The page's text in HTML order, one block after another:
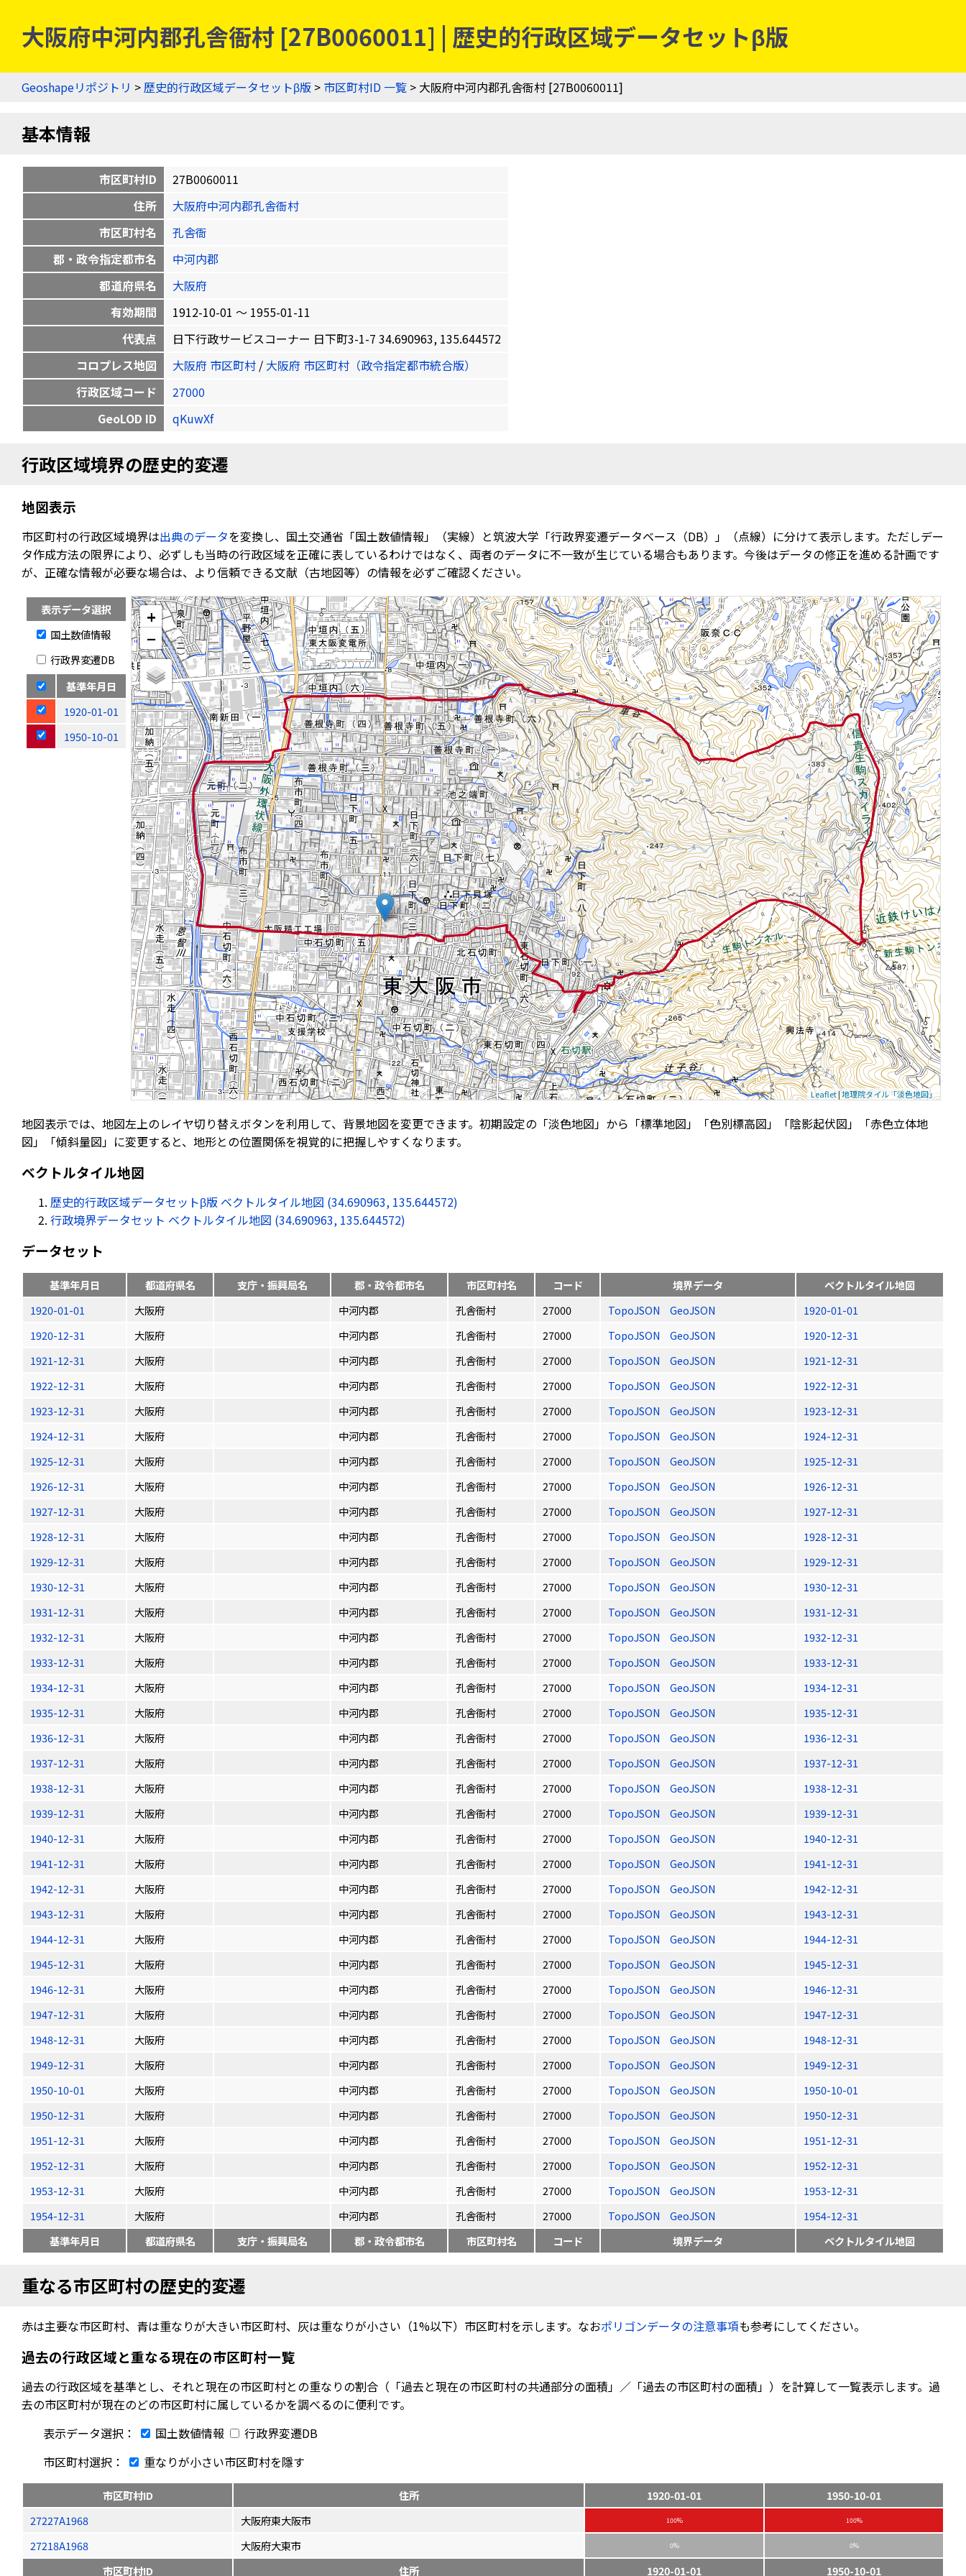
大阪府中河内郡孔舎衙村 [27B0060011] | 歴史的行政区域データセットβ版
Geoshapeリポジトリ >歴史的行政区域データセットβ版 > 市区町村ID 一覧 > 大阪府中河内郡孔舎衙村 [27B0060011]
基本情報
市区町村ID
27B0060011
住所
大阪府中河内郡孔舎衙村
市区町村名
孔舎衙
郡・政令指定都市名
中河内郡
都道府県名
大阪府
有効期間
1912-10-01 〜 1955-01-11
代表点
日下行政サービスコーナー 日下町3-1-7 34.690963, 135.644572
コロプレス地図
大阪府 市区町村 / 大阪府 市区町村（政令指定都市統合版）
行政区域コード
27000
GeoLOD ID
qKuwXf
行政区域境界の歴史的変遷
地図表示
市区町村の行政区域境界は出典のデータを変換し、国土交通省「国土数値情報」（実線）と筑波大学「行政界変遷データベース（DB）」（点線）に分けて表示します。ただしデー
タ作成方法の限界により、必ずしも当時の行政区域を正確に表しているわけではなく、両者のデータに不一致が生じている場合もあります。今後はデータの修正を進める計画です
が、正確な情報が必要な場合は、より信頼できる文献（古地図等）の情報を必ずご確認ください。
表示データ選択
国土数値情報
行政界変遷DB
基準年月日
1920-01-01
1950-10-01
+
−
Leaflet|地理院タイル「淡色地図」
地図表示では、地図左上のレイヤ切り替えボタンを利用して、背景地図を変更できます。初期設定の「淡色地図」から「標準地図」「色別標高図」「陰影起伏図」「赤色立体地
図」「傾斜量図」に変更すると、地形との位置関係を視覚的に把握しやすくなります。
ベクトルタイル地図
歴史的行政区域データセットβ版 ベクトルタイル地図 (34.690963, 135.644572)
行政境界データセット ベクトルタイル地図 (34.690963, 135.644572)
データセット
基準年月日 都道府県名 支庁・振興局名 郡・政令都市名 市区町村名 コード 境界データ
ベクトルタイル地図
1920-01-01
大阪府 中河内郡 孔舎衙村 27000 TopoJSON GeoJSON
1920-01-01
1920-12-31
大阪府 中河内郡 孔舎衙村 27000 TopoJSON GeoJSON
1920-12-31
1921-12-31
大阪府 中河内郡 孔舎衙村 27000 TopoJSON GeoJSON
1921-12-31
1922-12-31
大阪府 中河内郡 孔舎衙村 27000 TopoJSON GeoJSON
1922-12-31
1923-12-31
大阪府 中河内郡 孔舎衙村 27000 TopoJSON GeoJSON
1923-12-31
1924-12-31
大阪府 中河内郡 孔舎衙村 27000 TopoJSON GeoJSON
1924-12-31
1925-12-31
大阪府 中河内郡 孔舎衙村 27000 TopoJSON GeoJSON
1925-12-31
1926-12-31
大阪府 中河内郡 孔舎衙村 27000 TopoJSON GeoJSON
1926-12-31
1927-12-31
大阪府 中河内郡 孔舎衙村 27000 TopoJSON GeoJSON
1927-12-31
1928-12-31
大阪府 中河内郡 孔舎衙村 27000 TopoJSON GeoJSON
1928-12-31
1929-12-31
大阪府 中河内郡 孔舎衙村 27000 TopoJSON GeoJSON
1929-12-31
1930-12-31
大阪府 中河内郡 孔舎衙村 27000 TopoJSON GeoJSON
1930-12-31
1931-12-31
大阪府 中河内郡 孔舎衙村 27000 TopoJSON GeoJSON
1931-12-31
1932-12-31
大阪府 中河内郡 孔舎衙村 27000 TopoJSON GeoJSON
1932-12-31
1933-12-31
大阪府 中河内郡 孔舎衙村 27000 TopoJSON GeoJSON
1933-12-31
1934-12-31
大阪府 中河内郡 孔舎衙村 27000 TopoJSON GeoJSON
1934-12-31
1935-12-31
大阪府 中河内郡 孔舎衙村 27000 TopoJSON GeoJSON
1935-12-31
1936-12-31
大阪府 中河内郡 孔舎衙村 27000 TopoJSON GeoJSON
1936-12-31
1937-12-31
大阪府 中河内郡 孔舎衙村 27000 TopoJSON GeoJSON
1937-12-31
1938-12-31
大阪府 中河内郡 孔舎衙村 27000 TopoJSON GeoJSON
1938-12-31
1939-12-31
大阪府 中河内郡 孔舎衙村 27000 TopoJSON GeoJSON
1939-12-31
1940-12-31
大阪府 中河内郡 孔舎衙村 27000 TopoJSON GeoJSON
1940-12-31
1941-12-31
大阪府 中河内郡 孔舎衙村 27000 TopoJSON GeoJSON
1941-12-31
1942-12-31
大阪府 中河内郡 孔舎衙村 27000 TopoJSON GeoJSON
1942-12-31
1943-12-31
大阪府 中河内郡 孔舎衙村 27000 TopoJSON GeoJSON
1943-12-31
1944-12-31
大阪府 中河内郡 孔舎衙村 27000 TopoJSON GeoJSON
1944-12-31
1945-12-31
大阪府 中河内郡 孔舎衙村 27000 TopoJSON GeoJSON
1945-12-31
1946-12-31
大阪府 中河内郡 孔舎衙村 27000 TopoJSON GeoJSON
1946-12-31
1947-12-31
大阪府 中河内郡 孔舎衙村 27000 TopoJSON GeoJSON
1947-12-31
1948-12-31
大阪府 中河内郡 孔舎衙村 27000 TopoJSON GeoJSON
1948-12-31
1949-12-31
大阪府 中河内郡 孔舎衙村 27000 TopoJSON GeoJSON
1949-12-31
1950-10-01
大阪府 中河内郡 孔舎衙村 27000 TopoJSON GeoJSON
1950-10-01
1950-12-31
大阪府 中河内郡 孔舎衙村 27000 TopoJSON GeoJSON
1950-12-31
1951-12-31
大阪府 中河内郡 孔舎衙村 27000 TopoJSON GeoJSON
1951-12-31
1952-12-31
大阪府 中河内郡 孔舎衙村 27000 TopoJSON GeoJSON
1952-12-31
1953-12-31
大阪府 中河内郡 孔舎衙村 27000 TopoJSON GeoJSON
1953-12-31
1954-12-31
大阪府 中河内郡 孔舎衙村 27000 TopoJSON GeoJSON
1954-12-31
基準年月日
都道府県名 支庁・振興局名 郡・政令都市名 市区町村名 コード 境界データ ベクトルタイル地図
重なる市区町村の歴史的変遷
赤は主要な市区町村、青は重なりが大きい市区町村、灰は重なりが小さい（1%以下）市区町村を示します。なおポリゴンデータの注意事項も参考にしてください。
過去の行政区域と重なる現在の市区町村一覧
過去の行政区域を基準とし、それと現在の市区町村との重なりの割合（「過去と現在の市区町村の共通部分の面積」／「過去の市区町村の面積」）を計算して一覧表示します。過
去の市区町村が現在のどの市区町村に属しているかを調べるのに便利です。
表示データ選択：
国土数値情報
行政界変遷DB
市区町村選択：
重なりが小さい市区町村を隱す
市区町村ID 住所 1920-01-01
1950-10-01
27227A1968
大阪府東大阪市 100% 100%
27218A1968 大阪府大東市 0% 0%
市区町村ID 住所 1920-01-01 1950-10-01